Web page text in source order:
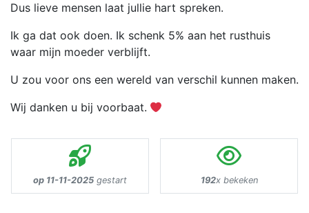
Dus lieve mensen laat jullie hart spreken.
Ik ga dat ook doen. Ik schenk 5% aan het rusthuis
waar mijn moeder verblijft.
U zou voor ons een wereld van verschil kunnen maken.
Wij danken u bij voorbaat.
op 11-11-2025 gestart 192x bekeken